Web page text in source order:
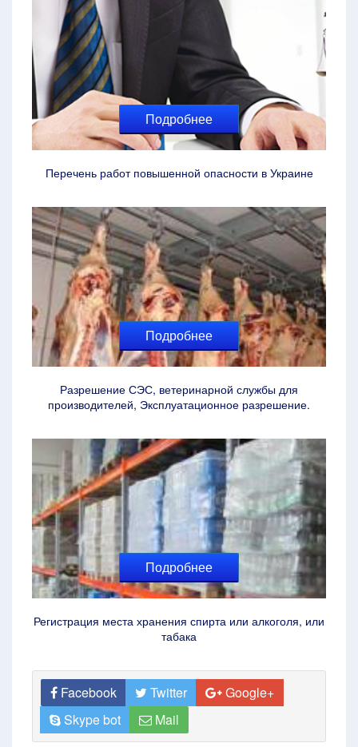
Подробнее
Перечень работ повышенной опасности в Украине
Подробнее
Разрешение СЭС, ветеринарной службы для
производителей, Эксплуатационное разрешение.
Подробнее
Регистрация места хранения спирта или алкоголя, или
табака
Facebook Twitter
Google+
Skype bot
Mail